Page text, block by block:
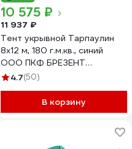
10 575 ₽
11 937 ₽
Тент укрывной Тарпаулин
8х12 м, 180 г.м.кв., синий
ООО ПКФ БРЕЗЕНТ
В81218020
4.7(50)
В корзину